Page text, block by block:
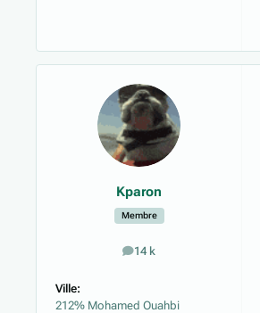
Kparon
Membre
14 k
messages
Ville:
212% Mohamed Ouahbi